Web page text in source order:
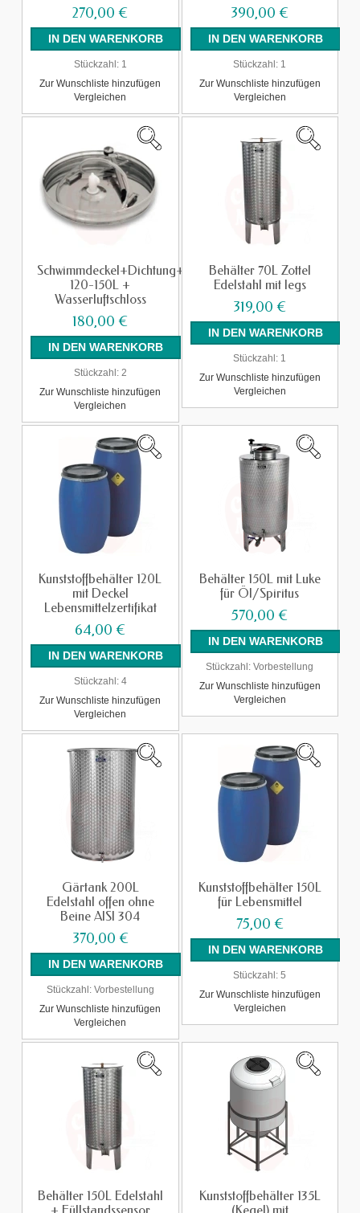
270,00 €
Stückzahl:1
Zur Wunschliste hinzufügen
Vergleichen
390,00 €
Stückzahl: 1
Zur Wunschliste hinzufügen
Vergleichen
Schwimmdeckel+Dichtung+Luftpumpe
120-150L +
Wasserluftschloss
180,00 €
Stückzahl:2
Zur Wunschliste hinzufügen
Vergleichen
Behälter 70L Zottel
Edelstahl mit legs
319,00 €
Stückzahl: 1
Zur Wunschliste hinzufügen
Vergleichen
Kunststoffbehälter 120L
mit Deckel
Lebensmittelzertifikat
64,00 €
Stückzahl:4
Zur Wunschliste hinzufügen
Vergleichen
Behälter 150L mit Luke
für Öl/Spiritus
570,00 €
Stückzahl: Vorbestellung
Zur Wunschliste hinzufügen
Vergleichen
Gärtank 200L
Edelstahl offen ohne
Beine AISI 304
370,00 €
Stückzahl: Vorbestellung
Zur Wunschliste hinzufügen
Vergleichen
Kunststoffbehälter 150L
für Lebensmittel
75,00 €
Stückzahl: 5
Zur Wunschliste hinzufügen
Vergleichen
Behälter 150L Edelstahl
Kunststoffbehälter 135L